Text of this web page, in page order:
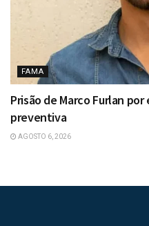
FAMA
Prisão de Marco Furlan
preventiva
AGOSTO 6, 2026